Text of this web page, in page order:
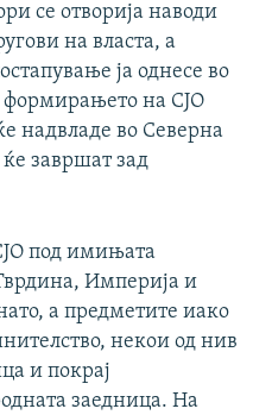
се отворија наводи
на власта, а
ја однесе во
формирањето на СЈО
надвладе во Северна
завршат зад
под имињата
Империја и
а предметите иако
некои од нив
и покрај
заедница. На